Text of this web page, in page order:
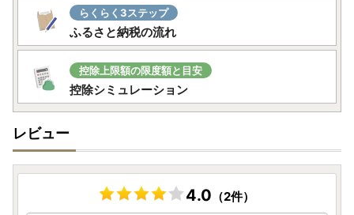
・カラーやサイズ、種類などを選択する返礼品について、ご
希望がある場合は必ず備考欄に記入いただきますようお願い
いたします。
・返礼品の送付は、日向市外にお住まいの方に限らせていた
だきます。
日向市ふるさと納税事業の範囲内で各種委託業者に情報提供
します。
・ふるさと納税事務処理、申請書類の各種手続きのため
・お礼の品発送のため
・お問い合わせ回答、履歴管理、サービス向上のため
らくらく3ステップ
ふるさと納税の流れ
控除上限額の限度額と目安
控除シミュレーション
レビュー
4.0 （2件）